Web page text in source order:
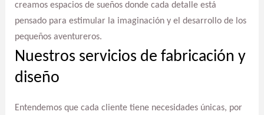
creamos espacios de sueños donde cada detalle está
pensado para estimular la imaginación y el desarrollo de los
pequeños aventureros.
Nuestros servicios de fabricación y
diseño
Entendemos que cada cliente tiene necesidades únicas, por